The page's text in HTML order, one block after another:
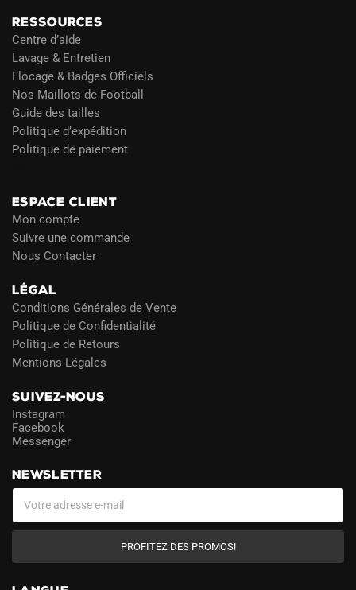
RESSOURCES
Centre d’aide
Lavage & Entretien
Flocage & Badges Officiels
Nos Maillots de Football
Guide des tailles
Politique d’expédition
Politique de paiement
ESPACE CLIENT
Mon compte
Suivre une commande
Nous Contacter
LÉGAL
Conditions Générales de Vente
Politique de Confidentialité
Politique de Retours
Mentions Légales
SUIVEZ-NOUS
Instagram
Facebook
Messenger
NEWSLETTER
PROFITEZ DES PROMOS!